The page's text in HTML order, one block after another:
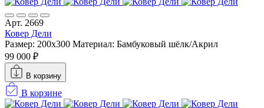
Арт. 2669
Ковер Дели
Размер: 200x300 Материал: Бамбуковый шёлк/Акрил
99 000 ₽
В корзину
В корзине